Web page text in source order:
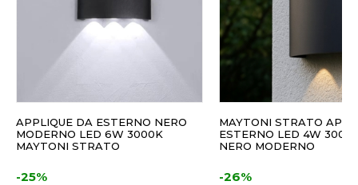
APPLIQUE DA ESTERNO NERO
MODERNO LED 6W 3000K
MAYTONI STRATO
-25%
MAYTONI STRATO
ESTERNO LED 4W
NERO MODERNO
-26%